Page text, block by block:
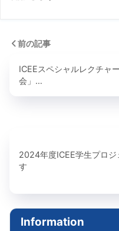
前の記事
ICEEスペシャルレクチャ
会」…
2024年度ICEE学生プロジ
す
Information